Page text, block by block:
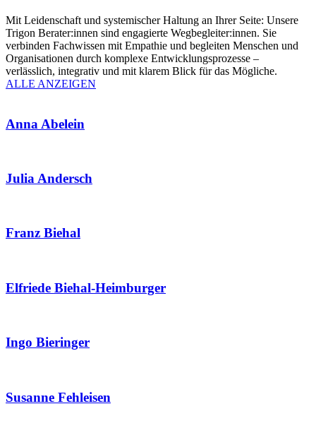
Mit Leidenschaft und systemischer Haltung an Ihrer Seite: Unsere
Trigon Berater:innen sind engagierte Wegbegleiter:innen. Sie
verbinden Fachwissen mit Empathie und begleiten Menschen und
Organisationen durch komplexe Entwicklungsprozesse –
verlässlich, integrativ und mit klarem Blick für das Mögliche.
ALLE ANZEIGEN
Anna Abelein
Julia Andersch
Franz Biehal
Elfriede Biehal-Heimburger
Ingo Bieringer
Susanne Fehleisen